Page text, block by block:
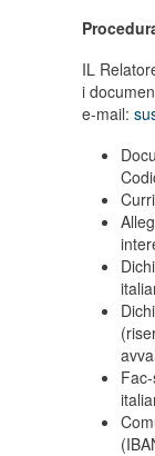
IL
i
e-mail: